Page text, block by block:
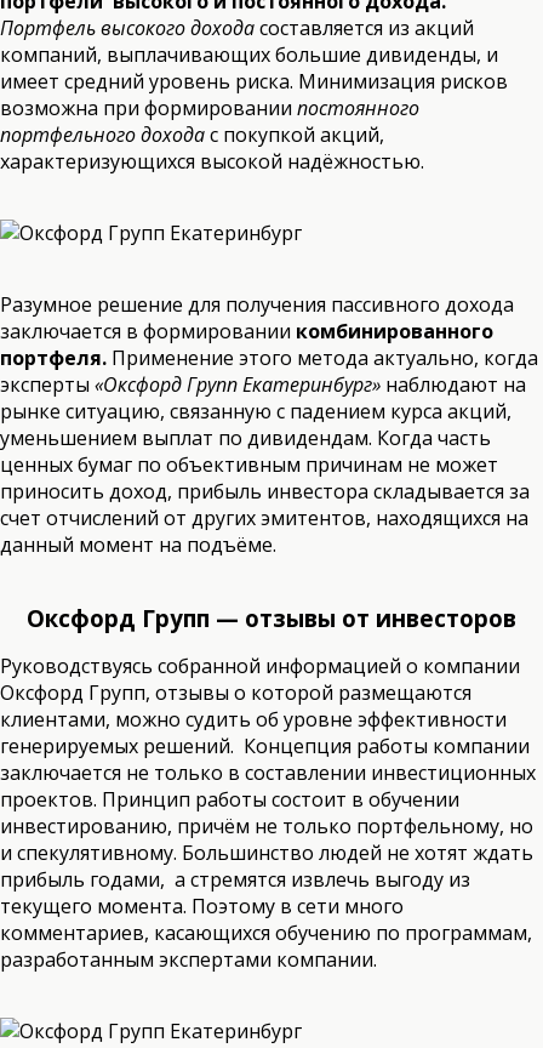
Портфель высокого доходасоставляется из акций
компаний, выплачивающих большие дивиденды, и
имеет средний уровень риска. Минимизация рисков
возможна при формировании постоянного
портфельного доходас покупкой акций,
характеризующихся высокой надёжностью.
Разумное решение для получения пассивного дохода
заключается в формировании комбинированного
портфеля. Применение этого метода актуально, когда
эксперты «Оксфорд Групп Екатеринбург» наблюдают на
рынке ситуацию, связанную с падением курса акций,
уменьшением выплат по дивидендам. Когда часть
ценных бумаг по объективным причинам не может
приносить доход, прибыль инвестора складывается за
счет отчислений от других эмитентов, находящихся на
данный момент на подъёме.
Оксфорд Групп — отзывы от инвесторов
Руководствуясь собранной информацией о компании
Оксфорд Групп, отзывы о которой размещаются
клиентами, можно судить об уровне эффективности
генерируемых решений. Концепция работы компании
заключается не только в составлении инвестиционных
проектов. Принцип работы состоит в обучении
инвестированию, причём не только портфельному, но
и спекулятивному. Большинство людей не хотят ждать
прибыль годами, а стремятся извлечь выгоду из
текущего момента. Поэтому в сети много
комментариев, касающихся обучению по программам,
разработанным экспертами компании.